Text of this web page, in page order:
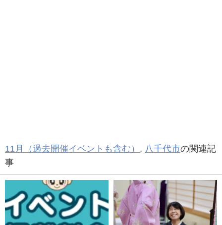
11月（過去開催イベントも含む） , 八千代市の関連記
事